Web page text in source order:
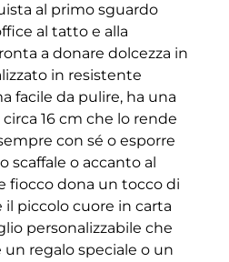
al primo sguardo
al tatto e alla
a donare dolcezza in
in resistente
facile da pulire, ha una
16 cm che lo rende
con sé o esporre
scaffale o accanto al
fiocco dona un tocco di
il piccolo cuore in carta
personalizzabile che
regalo speciale o un